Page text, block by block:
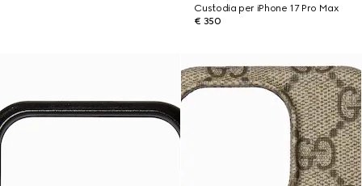
Custodia per iPhone 17 Pro Max
€ 350